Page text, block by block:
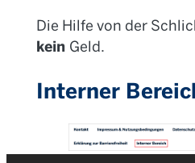
Die Hilfe von der
kein Geld.
Interner